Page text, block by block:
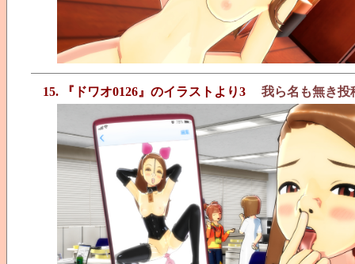
15. 『ドワオ0126』のイラストより3 我ら名も無き投